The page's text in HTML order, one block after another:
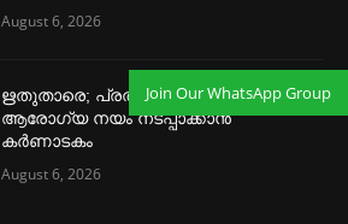
August 6, 2026
ഋതുതാരെ; പ്രത്യേക വനിതാ
ആരോഗ്യ നയം നടപ്പാക്കാൻ
കര്‍ണാടകം
August 6, 2026
Join Our WhatsApp Group